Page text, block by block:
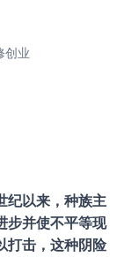
创业
纪以来，种族主
步并使不平等现
打击，这种阴险